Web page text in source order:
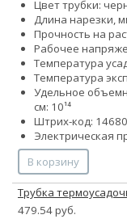
Цвет трубки:
Длина нарезки,
Прочность на
Рабочее
Температура
Температура
Удельное
см: 10¹⁴
Штрих-код:
Электрическая
В корзину
Трубка
479.54 руб.